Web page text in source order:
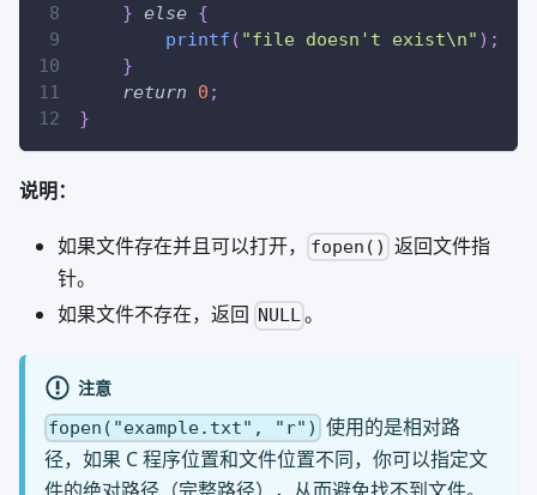
} else {
printf ( "file doesn't exist\n" ) ;
}
return
0 ;
}
说明：
如果文件存在并且可以打开， fopen() 返回文件指
针。
如果文件不存在，返回 NULL。
注意
fopen("example.txt", "r") 使用的是相对路
径，如果 C 程序位置和文件位置不同，你可以指定文